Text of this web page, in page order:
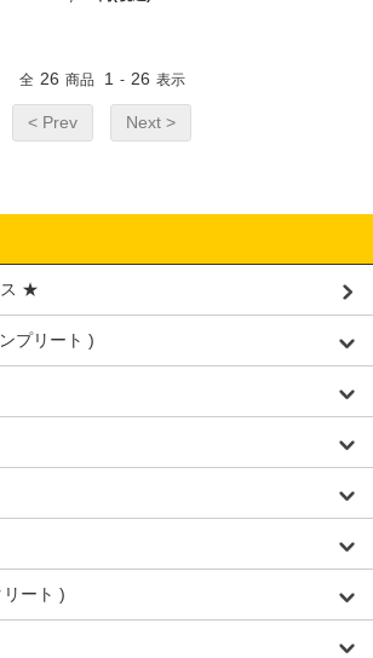
全 26 商品 1 - 26 表示
< Prev Next >
ス ★
プリート )
ート )